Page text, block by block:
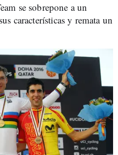
se sobrepone a un
características y remata un